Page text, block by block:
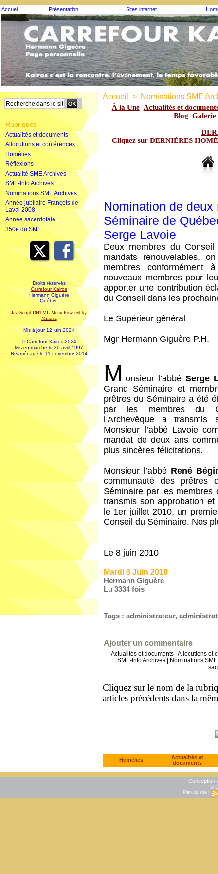
Accueil Présentation Sites internet
Rubriques
Actualités et documents
Allocutions et conférences
Homélies
Réflexions
Actualité SME Archives
SME-Info Archives
Nominations SME Archives
Année jubilaire François de
Laval 2008
Année sacerdotale
350e du SME
Droits réservés
Carrefour Kairos
Hermann Giguère
Québec
JavaScript DHTML Menu Powered by
Milonic
Mis à jour 12 juin 2024
© Carrefour Kairos 2024
Mis en marche le 30 avril 1997
Réaménagé le 11 novembre 2014
Accueil > Nominations SME
À la Une Actualités et
Blog Galerie
Cliquez sur DERNIÈRES
Nomination de
Séminaire de
Serge Lavoie
Deux membres du
mandats renouvelables,
membres
nouveaux membres pour
apporter une contribution
du Conseil dans les
Le Supérieur général
Mgr Hermann Giguère P.H.
M onsieur l’abbéSerge
Grand Séminaire et
prêtres du Séminaire a été
par les membres du
l’Archevêque a
Monsieur l’abbé Lavoie
mandat de deux ans
plus sincères félicitations.
Monsieur l’abbé René
communauté des
Séminaire par les membres
transmis son approbation et
le 1er juillet 2010, un
Conseil du Séminaire. Nos
Le 8 juin 2010
Mardi 8 Juin 2010
Hermann Giguère
Lu 3334 fois
Tags :administrateur,
Ajouter un commentaire
Actualités et documents
Allocutions et
SME-Info Archives
Nominations
Cliquez sur le nom de la
articles précédents dans la
Homélies
Actualités et
documents
Conception
©
Plan du site